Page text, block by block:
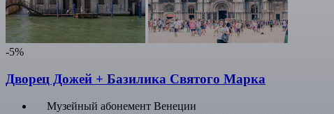
-5%
Дворец Дожей + Базилика Святого Марка
Музейный абонемент Венеции